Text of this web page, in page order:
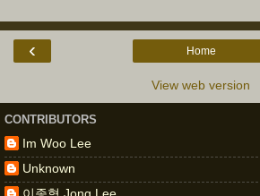
‹ Home
View web version
CONTRIBUTORS
Im Woo Lee
Unknown